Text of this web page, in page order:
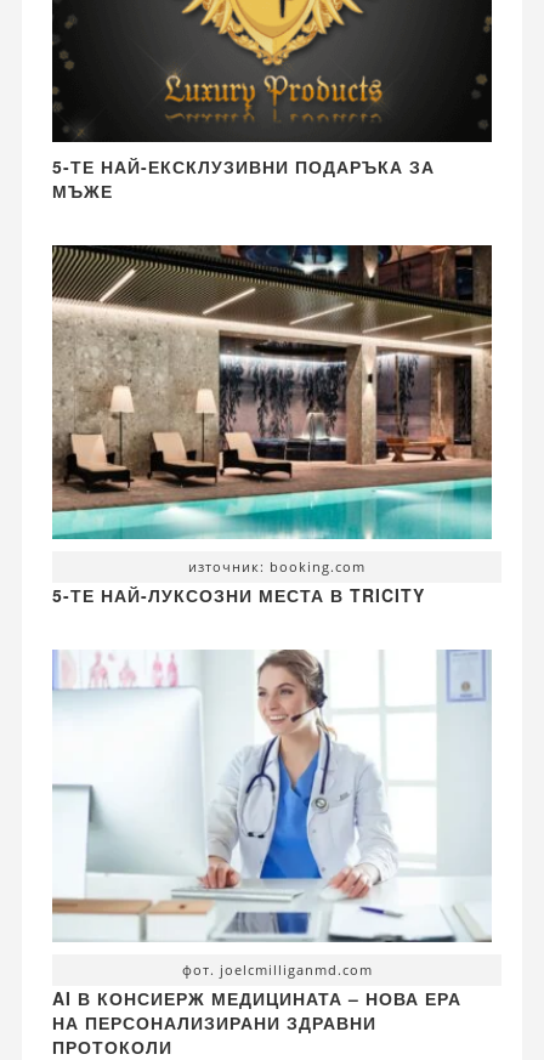
5-ТЕ НАЙ-ЕКСКЛУЗИВНИ ПОДАРЪКА ЗА
МЪЖЕ
източник: booking.com
5-ТЕ НАЙ-ЛУКСОЗНИ МЕСТА В TRICITY
фот. joelcmilliganmd.com
AI В КОНСИЕРЖ МЕДИЦИНАТА – НОВА ЕРА
НА ПЕРСОНАЛИЗИРАНИ ЗДРАВНИ
ПРОТОКОЛИ